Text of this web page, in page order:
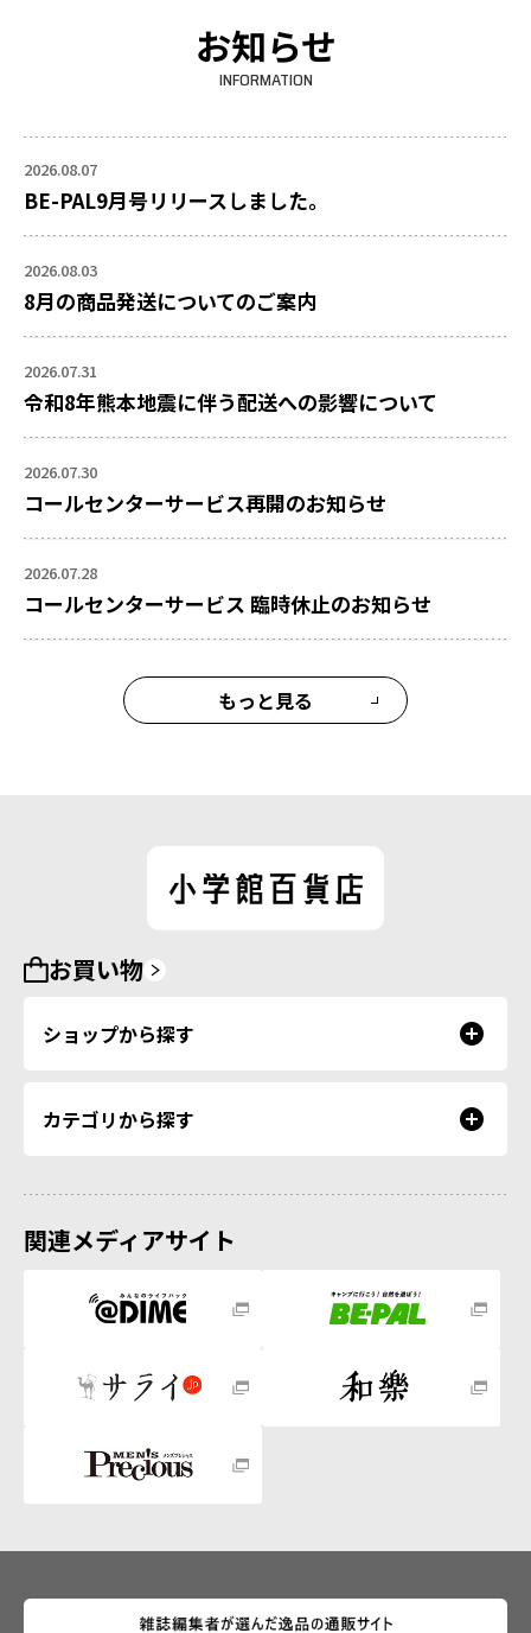
お知らせ
INFORMATION
2026.08.07
BE-PAL9月号リリースしました。
2026.08.03
8月の商品発送についてのご案内
2026.07.31
令和8年熊本地震に伴う配送への影響について
2026.07.30
コールセンターサービス再開のお知らせ
2026.07.28
コールセンターサービス 臨時休止のお知らせ
もっと見る
お買い物
ショップから探す
カテゴリから探す
関連メディアサイト